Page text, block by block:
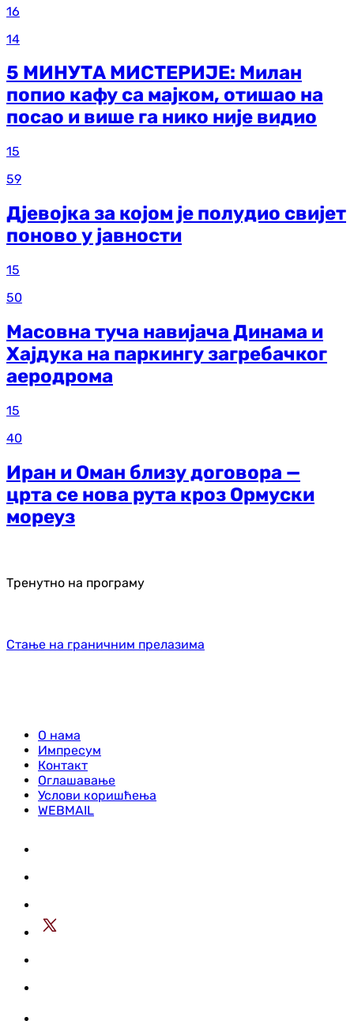
16
14
5 МИНУТА МИСТЕРИЈЕ: Милан
попио кафу са мајком, отишао на
посао и више га нико није видио
15
59
Дјевојка за којом је полудио свијет
поново у јавности
15
50
Масовна туча навијача Динама и
Хајдука на паркингу загребачког
аеродрома
15
40
Иран и Оман близу договора —
црта се нова рута кроз Ормуски
мореуз
Тренутно на програму
Стање на граничним прелазима
О нама
Импресум
Контакт
Оглашавање
Услови коришћења
WEBMAIL